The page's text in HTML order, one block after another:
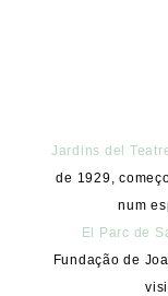
Jardins del
de 1929,
num
El Parc de
Fundação de